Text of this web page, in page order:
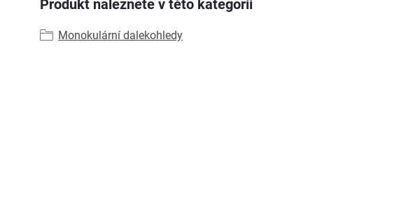
Produkt naleznete v této kategorii
Monokulární dalekohledy